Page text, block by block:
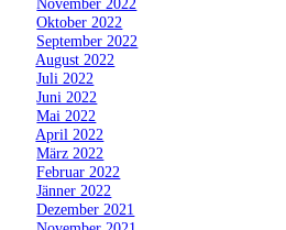
»Oktober 2022
September 2022
August 2022
»Juli 2022
»Juni 2022
»Mai 2022
April 2022
»März 2022
»Februar 2022
»Jänner 2022
»Dezember 2021